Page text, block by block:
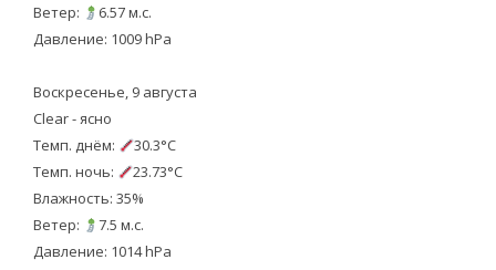
Ветер:
6.57 м.с.
Давление: 1009 hPa
Воскресенье, 9 августа
Clear - ясно
Темп. днём:
30.3°C
Темп. ночь:
23.73°C
Влажность: 35%
Ветер:
7.5 м.с.
Давление: 1014 hPa